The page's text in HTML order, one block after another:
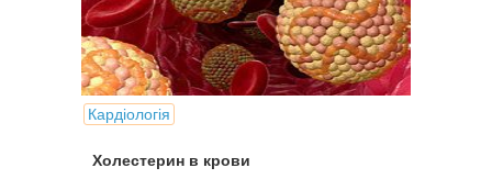
Кардіологія
Холестерин в крови